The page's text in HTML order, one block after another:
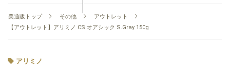
美通販トップ その他
アウトレット
【アウトレット】アリミノ CS オアシック S.Gray 150g
アリミノ